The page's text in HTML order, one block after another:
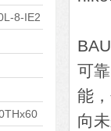
8-IE2
可
能
向